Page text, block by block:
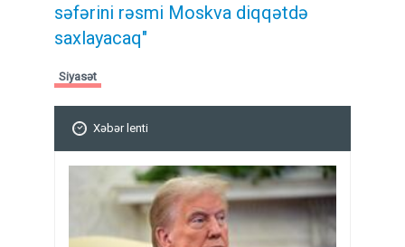
səfərini rəsmi Moskva diqqətdə
saxlayacaq"
Siyasət
Xəbər lenti